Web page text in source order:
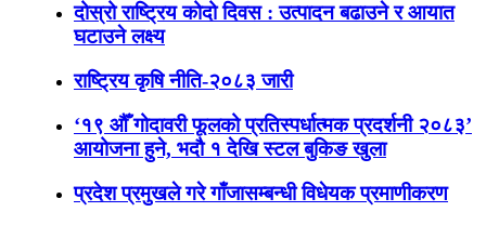
दोस्रो राष्ट्रिय कोदो दिवस : उत्पादन बढाउने र आयात
घटाउने लक्ष्य
राष्ट्रिय कृषि नीति-२०८३ जारी
‘१९ औँ गोदावरी फूलको प्रतिस्पर्धात्मक प्रदर्शनी २०८३’
आयोजना हुने, भदौ १ देखि स्टल बुकिङ खुला
प्रदेश प्रमुखले गरे गाँजासम्बन्धी विधेयक प्रमाणीकरण